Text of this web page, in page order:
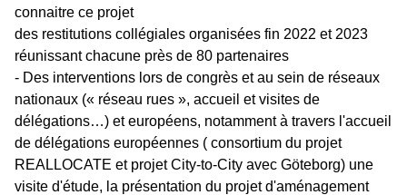
connaitre ce projet
des restitutions collégiales organisées fin 2022 et 2023
réunissant chacune près de 80 partenaires
- Des interventions lors de congrès et au sein de réseaux
nationaux (« réseau rues », accueil et visites de
délégations…) et européens, notamment à travers l'accueil
de délégations européennes ( consortium du projet
REALLOCATE et projet City-to-City avec Göteborg) une
visite d'étude, la présentation du projet d'aménagement